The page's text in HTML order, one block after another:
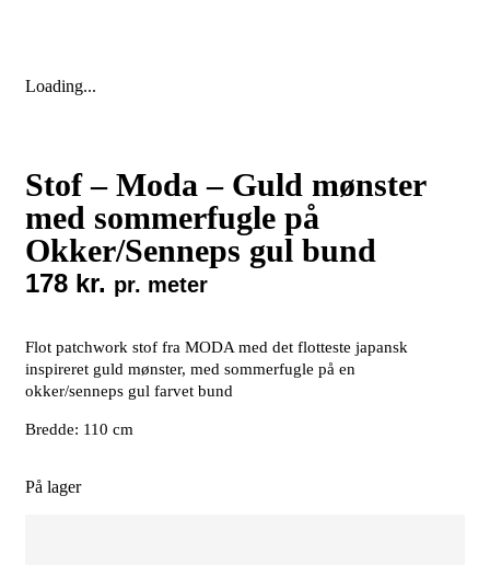
Loading...
Stof – Moda – Guld mønster
med sommerfugle på
Okker/Senneps gul bund
178 kr. pr. meter
Flot patchwork stof fra MODA med det flotteste japansk
inspireret guld mønster, med sommerfugle på en
okker/senneps gul farvet bund
Bredde: 110 cm
På lager